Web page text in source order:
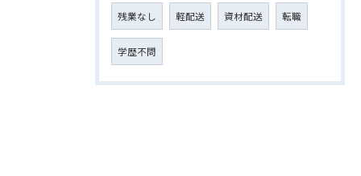
残業なし 軽配送 資材配送 転職
学歴不問